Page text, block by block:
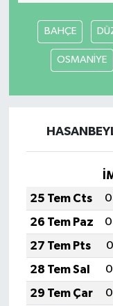
BAHÇE
OSMANİYE
25 Tem Cts
26 Tem Paz
27 Tem Pts
28 Tem Sal
29 Tem Çar
Bolu
Burdur
Bursa
Çanakkale
Çankırı
Çorum
Denizli
Diyarbakır
Makaleler
Ekonomi
Duyurular
Podcast
Bilim,
Biyografiler
Diyanet TV
İhtida